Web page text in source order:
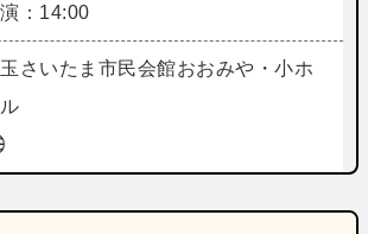
：14:00
さいたま市民会館おおみや・小ホ